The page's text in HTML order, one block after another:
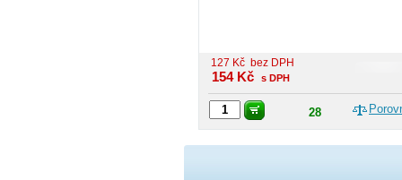
127 Kč bez DPH
154 Kč s DPH
28